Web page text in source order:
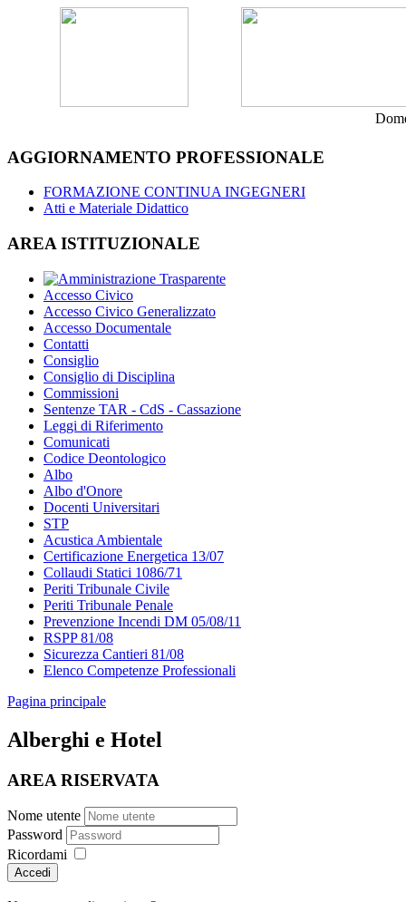
AGGIORNAMENTO PROFESSIONALE
FORMAZIONE CONTINUA INGEGNERI
Atti e Materiale Didattico
AREA ISTITUZIONALE
Accesso Civico
Accesso Civico Generalizzato
Accesso Documentale
Contatti
Consiglio
Consiglio di Disciplina
Commissioni
Sentenze TAR - CdS - Cassazione
Leggi di Riferimento
Comunicati
Codice Deontologico
Albo
Albo d'Onore
Docenti Universitari
STP
Acustica Ambientale
Certificazione Energetica 13/07
Collaudi Statici 1086/71
Periti Tribunale Civile
Periti Tribunale Penale
Prevenzione Incendi DM 05/08/11
RSPP 81/08
Sicurezza Cantieri 81/08
Elenco Competenze Professionali
Pagina principale
Alberghi e Hotel
AREA RISERVATA
Nome utente
Password
Ricordami